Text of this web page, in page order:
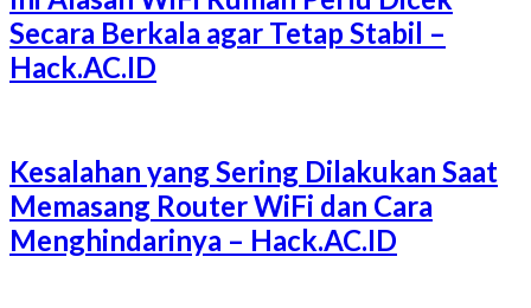
Secara Berkala agar Tetap Stabil –
Hack.AC.ID
Kesalahan yang Sering Dilakukan Saat
Memasang Router WiFi dan Cara
Menghindarinya – Hack.AC.ID